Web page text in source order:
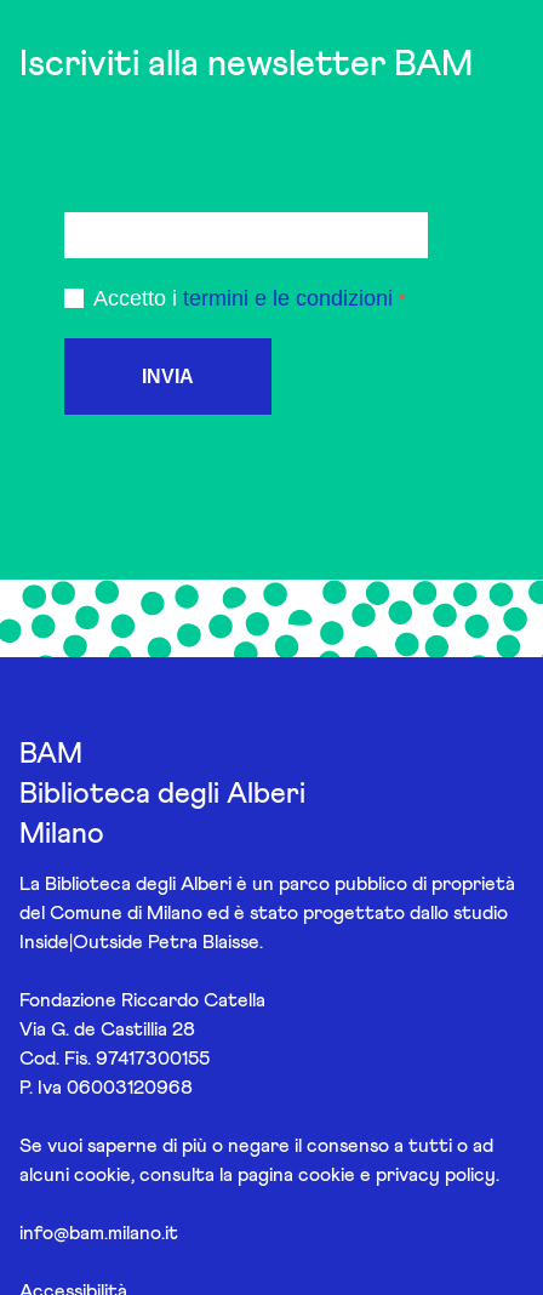
Iscriviti alla newsletter BAM
Accetto i termini e le condizioni
INVIA
BAM
Biblioteca degli Alberi
Milano
La Biblioteca degli Alberi è un parco pubblico di proprietà
del Comune di Milano ed è stato progettato dallo studio
Inside|Outside Petra Blaisse.
Fondazione Riccardo Catella
Via G. de Castillia 28
Cod. Fis. 97417300155
P. Iva 06003120968
Se vuoi saperne di più o negare il consenso a tutti o ad
alcuni cookie, consulta la pagina cookie e privacy policy.
info@bam.milano.it